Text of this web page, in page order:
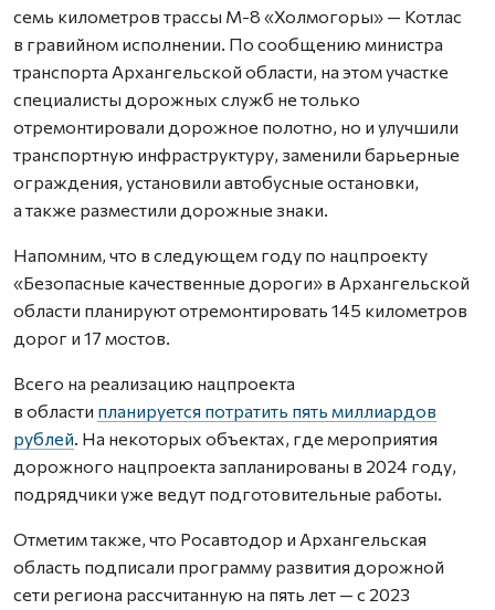
семь километров трассы М-8 «Холмогоры» — Котлас
в гравийном исполнении. По сообщению министра
транспорта Архангельской области, на этом участке
специалисты дорожных служб не только
отремонтировали дорожное полотно, но и улучшили
транспортную инфраструктуру, заменили барьерные
ограждения, установили автобусные остановки,
а также разместили дорожные знаки.
Напомним, что в следующем году по нацпроекту
«Безопасные качественные дороги» в Архангельской
области планируют отремонтировать 145 километров
дорог и 17 мостов.
Всего на реализацию нацпроекта
в области планируется потратить пять миллиардов
рублей. На некоторых объектах, где мероприятия
дорожного нацпроекта запланированы в 2024 году,
подрядчики уже ведут подготовительные работы.
Отметим также, что Росавтодор и Архангельская
область подписали программу развития дорожной
сети региона рассчитанную на пять лет — с 2023